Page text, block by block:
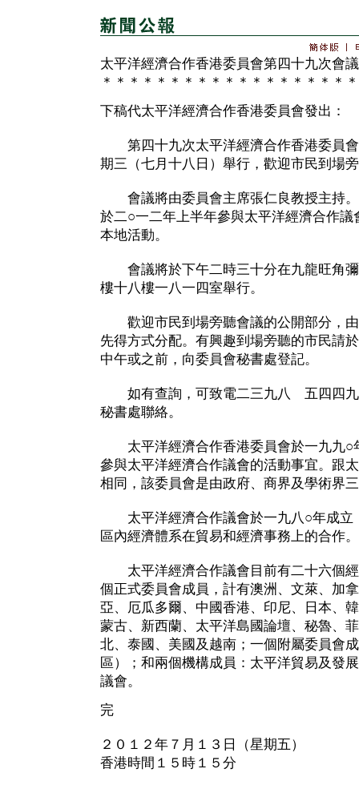
太平洋經濟合作香港委員會第四十九次會議
＊＊＊＊＊＊＊＊＊＊＊＊＊＊＊＊＊＊＊
下稿代太平洋經濟合作香港委員會發出：
第四十九次太平洋經濟合作香港委員會
期三（七月十八日）舉行，歡迎市民到場
會議將由委員會主席張仁良教授主持。
於二○一二年上半年參與太平洋經濟合作
本地活動。
會議將於下午二時三十分在九龍旺角彌
樓十八樓一八一四室舉行。
歡迎市民到場旁聽會議的公開部分，由
先得方式分配。有興趣到場旁聽的市民請
中午或之前，向委員會秘書處登記。
如有查詢，可致電二三九八 五四四
秘書處聯絡。
太平洋經濟合作香港委員會於一九九○
參與太平洋經濟合作議會的活動事宜。跟
相同，該委員會是由政府、商界及學術界
太平洋經濟合作議會於一九八○年成立
區內經濟體系在貿易和經濟事務上的合作。
太平洋經濟合作議會目前有二十六個經
個正式委員會成員，計有澳洲、文萊、加
亞、厄瓜多爾、中國香港、印尼、日本、
蒙古、新西蘭、太平洋島國論壇、秘魯、
北、泰國、美國及越南；一個附屬委員會
區）；和兩個機構成員：太平洋貿易及發
議會。
完
２０１２年７月１３日（星期五）
香港時間１５時１５分